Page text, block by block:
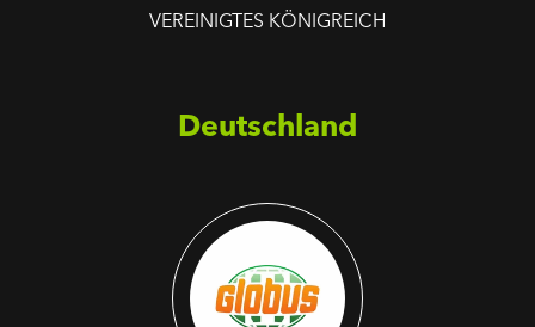
VEREINIGTES KÖNIGREICH
Deutschland